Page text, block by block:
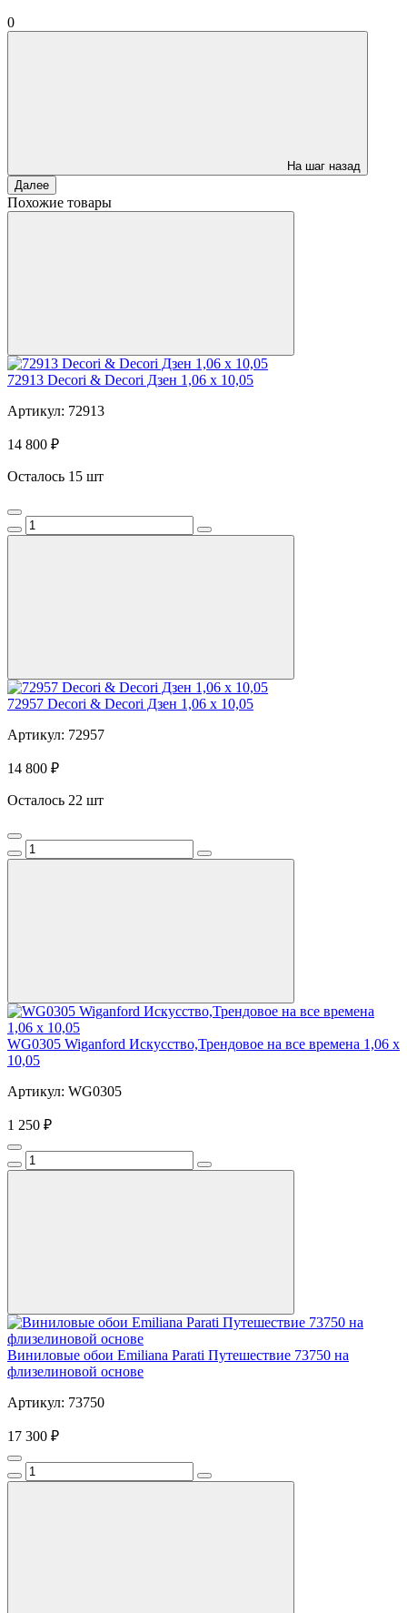
0
На шаг назад
Далее
Похожие товары
72913 Decori & Decori Дзен 1,06 x 10,05
Артикул: 72913
14 800 ₽
Осталось 15 шт
72957 Decori & Decori Дзен 1,06 x 10,05
Артикул: 72957
14 800 ₽
Осталось 22 шт
WG0305 Wiganford Искусство,Трендовое на все времена 1,06 x
10,05
Артикул: WG0305
1 250 ₽
Виниловые обои Emiliana Parati Путешествие 73750 на
флизелиновой основе
Артикул: 73750
17 300 ₽